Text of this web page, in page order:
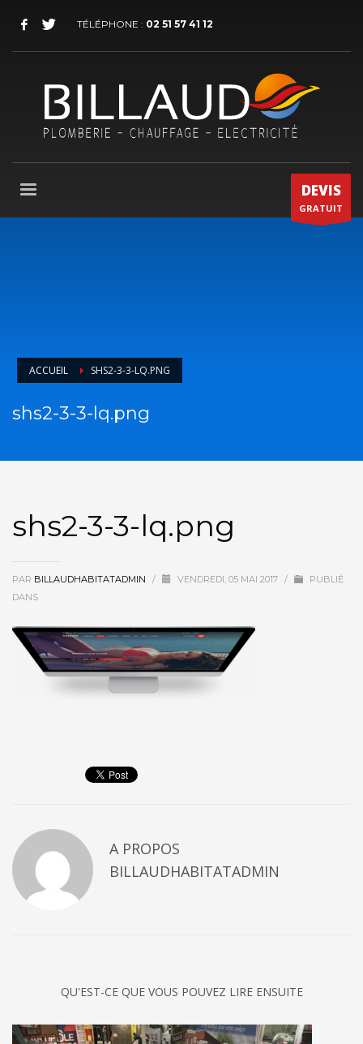
TÉLÉPHONE : 02 51 57 41 12
DEVIS
GRATUIT
ACCUEIL SHS2-3-3-LQ.PNG
shs2-3-3-lq.png
shs2-3-3-lq.png
PAR BILLAUDHABITATADMIN / VENDREDI, 05 MAI 2017 /
PUBLIÉ
DANS
A PROPOS
BILLAUDHABITATADMIN
QU'EST-CE QUE VOUS POUVEZ LIRE ENSUITE